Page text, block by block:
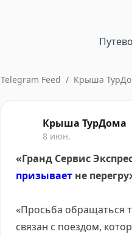
Telegram Feed / Крыша
Крыша ТурДома
8 июн.
«Гранд Сервис
призывает не
«Просьба обращаться
связан с поездом,